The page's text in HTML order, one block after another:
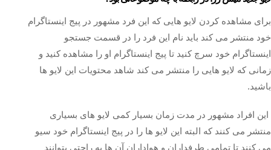
برای مشاهده کردن لایو هایی که این فرد مشهور در پیج اینستاگرام
خود منتشر می کند باید نام این فرد را در قسمت جستجو
اینستاگرام خود سرچ کنید تا پیج اینستاگرام او را مشاهده کنید و
زمانی که لایو هایی را منتشر می‌ کند شاهد محتویات این لایو ها
باشید.
این افراد مشهور در مدت زمان بسیار کمی لایو ‌های بسیاری
منتشر می ‌کنند که البته این لایو ها را در پیج اینستاگرام خود سیو
می کنند تا تمامی طرفداران و هواداران آن ها به راحتی بتوانند